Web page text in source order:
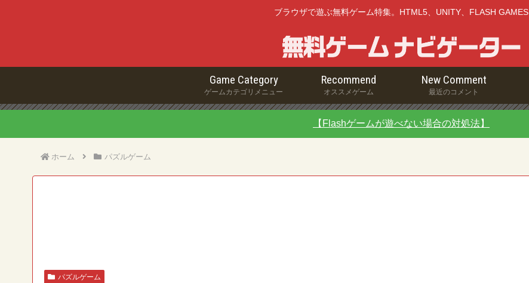
ブラウザで遊ぶ無料ゲーム特集。HTML5、UNITY、FLASH GAMES
Game Category
ゲームカテゴリメニュー
Recommend
オススメゲーム
New Comment
最近のコメント
【Flashゲームが遊べない場合の対処法】
ホーム パズルゲーム
パズルゲーム